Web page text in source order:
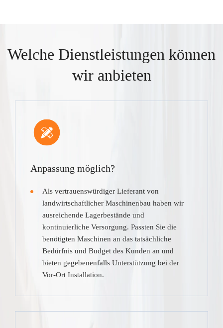
Welche Dienstleistungen können
wir anbieten
Anpassung möglich?
Als vertrauenswürdiger Lieferant von
landwirtschaftlicher Maschinenbau haben wir
ausreichende Lagerbestände und
kontinuierliche Versorgung. Passten Sie die
benötigten Maschinen an das tatsächliche
Bedürfnis und Budget des Kunden an und
bieten gegebenenfalls Unterstützung bei der
Vor-Ort Installation.